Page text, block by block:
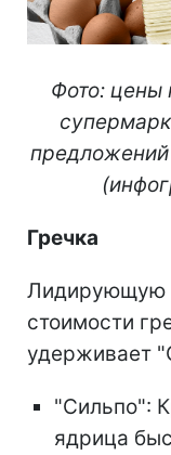
Фото: цены
предложений
Гречка
Лидирующую
стоимости
удерживает
"Сильпо":
ядрица